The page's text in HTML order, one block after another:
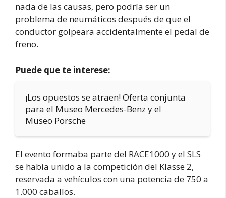
nada de las causas, pero podría ser un
problema de neumáticos después de que el
conductor golpeara accidentalmente el pedal de
freno.
Puede que te interese:
¡Los opuestos se atraen! Oferta conjunta
para el Museo Mercedes-Benz y el
Museo Porsche
El evento formaba parte del RACE1000 y el SLS
se había unido a la competición del Klasse 2,
reservada a vehículos con una potencia de 750 a
1.000 caballos.